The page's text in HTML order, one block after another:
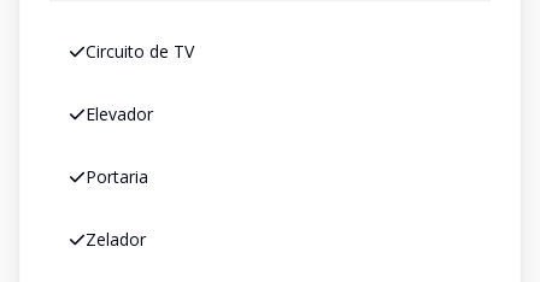
Circuito de TV
Elevador
Portaria
Zelador